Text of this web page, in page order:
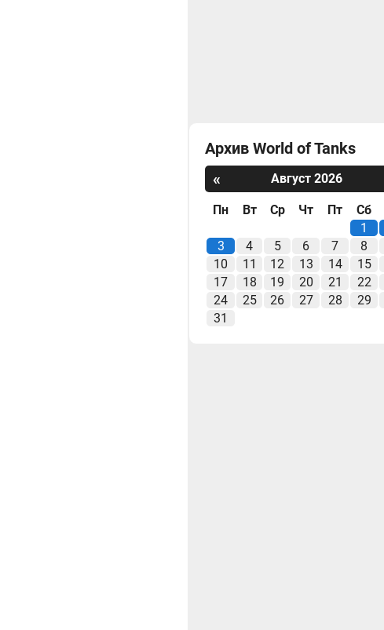
Архив World of Tanks
«
Август 2026
Пн Вт Ср Чт Пт
Сб
1
3
4 5 6 7
8
10
11 12 13 14
15
17
18 19 20 21
22
24
25 26 27 28
29
31